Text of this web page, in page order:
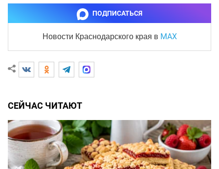
ПОДПИСАТЬСЯ
Новости Краснодарского края в MAX
СЕЙЧАС ЧИТАЮТ